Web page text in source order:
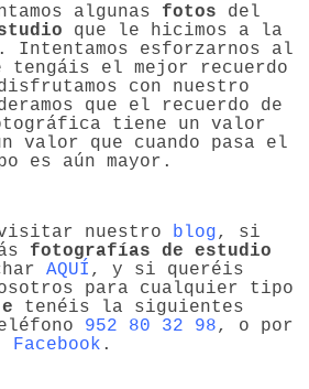
algunas fotos del
que le hicimos a la
Intentamos esforzarnos al
tengáis el mejor recuerdo
con nuestro
que el recuerdo de
tiene un valor
valor que cuando pasa el
es aún mayor.
nuestro blog, si
fotografías de estudio
AQUÍ , y si queréis
para cualquier tipo
tenéis la siguientes
952 80 32 98, o por
Facebook .